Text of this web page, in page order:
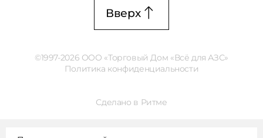
Вверх
©1997-2026 ООО «Торговый Дом «Всё для АЗС»
Политика конфиденциальности
Сделано в Ритме